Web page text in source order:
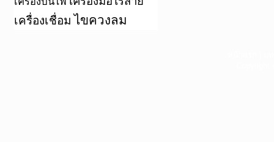
เครื่องเชื่อม ไขควงลม